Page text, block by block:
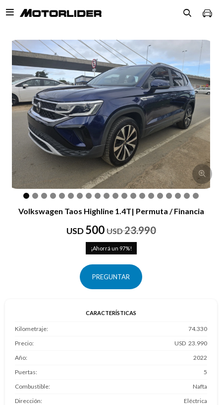

Volkswagen Taos Highline 1.4T| Permuta / Financia
USD 500 USD23.990
97
PREGUNTAR
CARACTERÍSTICAS
Kilometraje
74.330
Precio
23.990
Año
2022
Puertas
5
Combustible
Nafta
Dirección
Eléctrica